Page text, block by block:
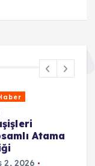
Atama
2, 2026